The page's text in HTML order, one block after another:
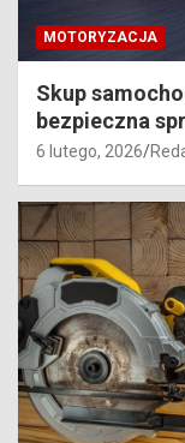
MOTORYZACJA
Skup
bezpieczna
6 lutego, 2026